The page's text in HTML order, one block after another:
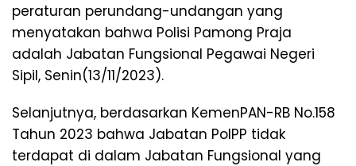
peraturan perundang-undangan yang
menyatakan bahwa Polisi Pamong Praja
adalah Jabatan Fungsional Pegawai Negeri
Sipil, Senin(13/11/2023).
Selanjutnya, berdasarkan KemenPAN-RB No.158
Tahun 2023 bahwa Jabatan PolPP tidak
terdapat di dalam Jabatan Fungsional yang